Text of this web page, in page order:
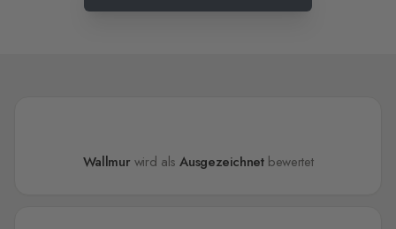
Wallmur wird alsAusgezeichnetbewertet